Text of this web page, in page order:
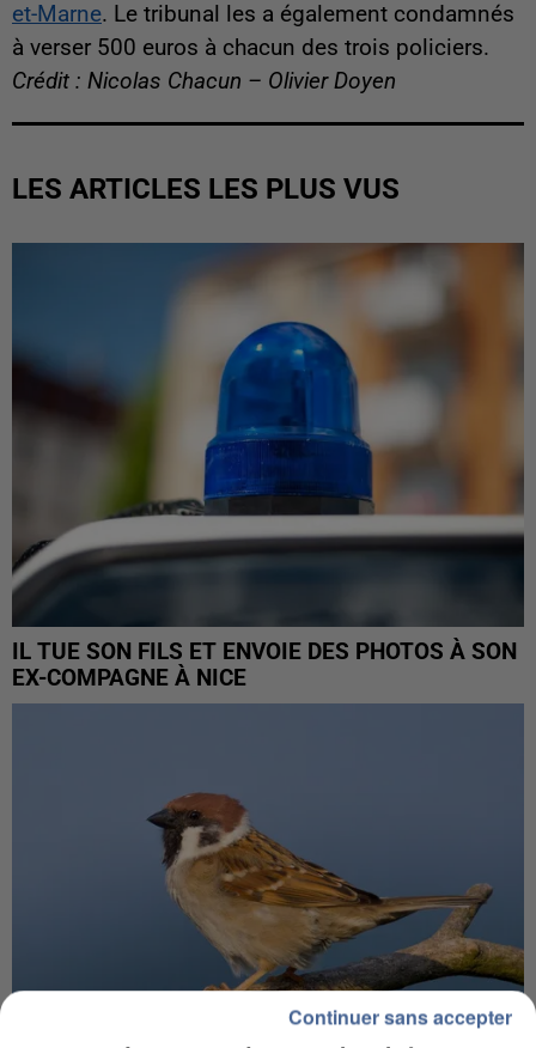
et-Marne. Le tribunal les a également condamnés
à verser 500 euros à chacun des trois policiers.
Crédit : Nicolas Chacun – Olivier Doyen
LES ARTICLES LES PLUS VUS
IL TUE SON FILS ET ENVOIE DES PHOTOS À SON
EX-COMPAGNE À NICE
Continuer sans accepter